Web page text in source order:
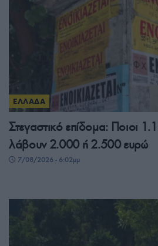
ΕΛΛΑΔΑ
Στεγαστικό επίδομα: Ποιοι
λάβουν 2.000 ή 2.500 ευρώ
7/08/2026 - 6:02μμ